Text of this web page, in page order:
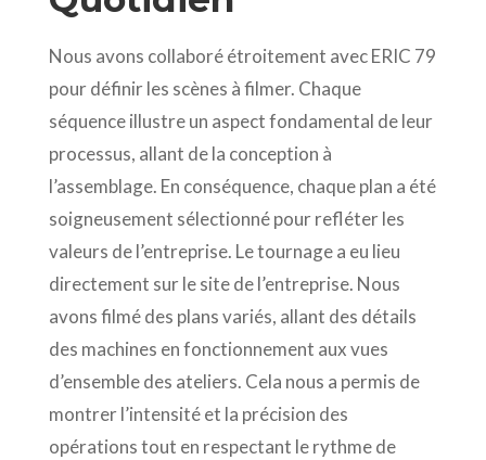
Nous avons collaboré étroitement avec ERIC 79
pour définir les scènes à filmer. Chaque
séquence illustre un aspect fondamental de leur
processus, allant de la conception à
l’assemblage. En conséquence, chaque plan a été
soigneusement sélectionné pour refléter les
valeurs de l’entreprise. Le tournage a eu lieu
directement sur le site de l’entreprise. Nous
avons filmé des plans variés, allant des détails
des machines en fonctionnement aux vues
d’ensemble des ateliers. Cela nous a permis de
montrer l’intensité et la précision des
opérations tout en respectant le rythme de